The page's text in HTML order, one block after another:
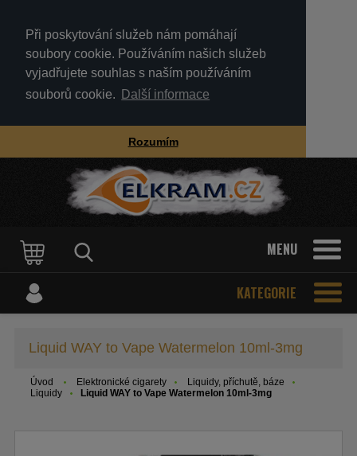
Při poskytování služeb nám pomáhají
soubory cookie. Používáním našich služeb
vyjadřujete souhlas s naším používáním
souborů cookie.
Další informace
Rozumím
MENU
KATEGORIE
Liquid WAY to Vape Watermelon 10ml-3mg
Úvod Elektronické cigarety
Liquidy, příchutě, báze
Liquidy
Liquid WAY to Vape Watermelon 10ml-3mg